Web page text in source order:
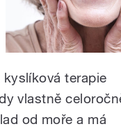
terapie
vlastně
od moře a má